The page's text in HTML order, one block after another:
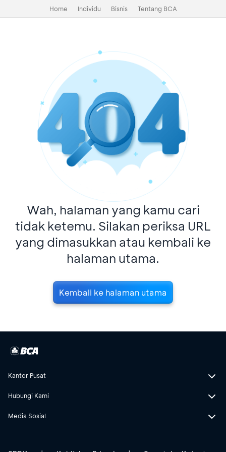
Home Individu Bisnis Tentang BCA
Wah, halaman yang kamu cari
tidak ketemu. Silakan periksa URL
yang dimasukkan atau kembali ke
halaman utama.
Kembali ke halaman utama
Kantor Pusat
Hubungi Kami
Media Sosial